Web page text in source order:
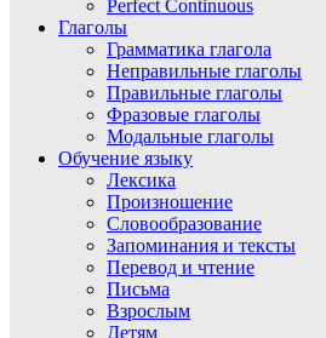
Perfect Continuous
Глаголы
Грамматика глагола
Неправильные глаголы
Правильные глаголы
Фразовые глаголы
Модальные глаголы
Обучение языку
Лексика
Произношение
Словообразование
Запоминания и тексты
Перевод и чтение
Письма
Взрослым
Детям